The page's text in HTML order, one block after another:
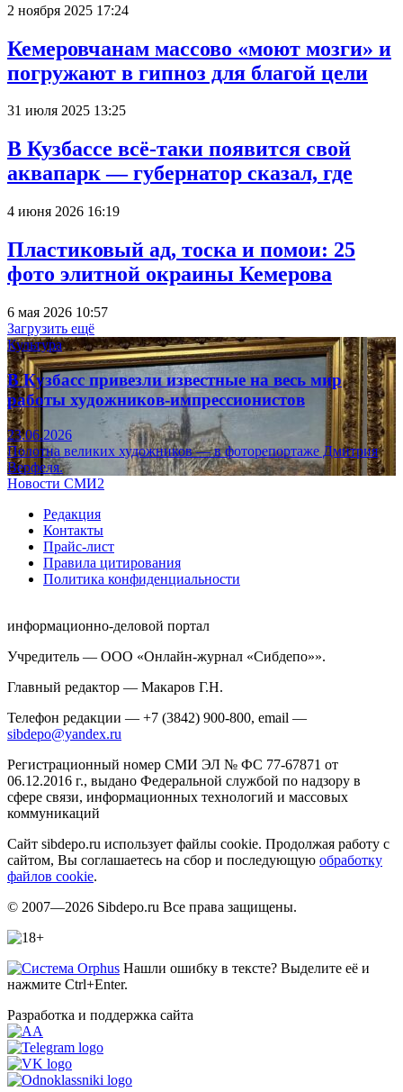
2 ноября 2025 17:24
Кемеровчанам массово «моют мозги» и
погружают в гипноз для благой цели
31 июля 2025 13:25
В Кузбассе всё-таки появится свой
аквапарк — губернатор сказал, где
4 июня 2026 16:19
Пластиковый ад, тоска и помои: 25
фото элитной окраины Кемерова
6 мая 2026 10:57
Загрузить ещё
Культура
В Кузбасс привезли известные на весь мир
работы художников-импрессионистов
23.06.2026
Полотна великих художников — в фоторепортаже Дмитрия
Верфеля.
Новости СМИ2
Редакция
Контакты
Прайс-лист
Правила цитирования
Политика конфиденциальности
информационно-деловой портал
Учредитель — ООО «Онлайн-журнал «Сибдепо»».
Главный редактор — Макаров Г.Н.
Телефон редакции — +7 (3842) 900-800, email —
sibdepo@yandex.ru
Регистрационный номер СМИ ЭЛ № ФС 77-67871 от
06.12.2016 г., выдано Федеральной службой по надзору в
сфере связи, информационных технологий и массовых
коммуникаций
Сайт sibdepo.ru использует файлы cookie. Продолжая работу с
сайтом, Вы соглашаетесь на сбор и последующую обработку
файлов cookie.
© 2007—2026 Sibdepo.ru Все права защищены.
Нашли ошибку в тексте? Выделите её и
нажмите Ctrl+Enter.
Разработка и поддержка сайта